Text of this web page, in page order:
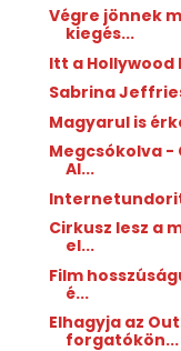
Végre jönnek
kiegés...
Itt a Hollywood
Sabrina
Magyarul is
Megcsókolva -
Al...
Cirkusz lesz a
el...
Film
é...
Elhagyja az
forgatókön...